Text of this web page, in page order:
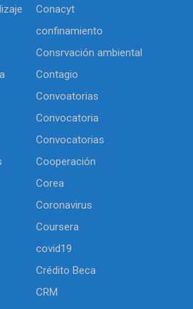
Conacyt
confinamiento
Consrvación ambiental
Contagio
Convoatorias
Convocatoria
Convocatorias
Cooperación
Corea
Coronavirus
Coursera
covid19
Crédito Beca
CRM